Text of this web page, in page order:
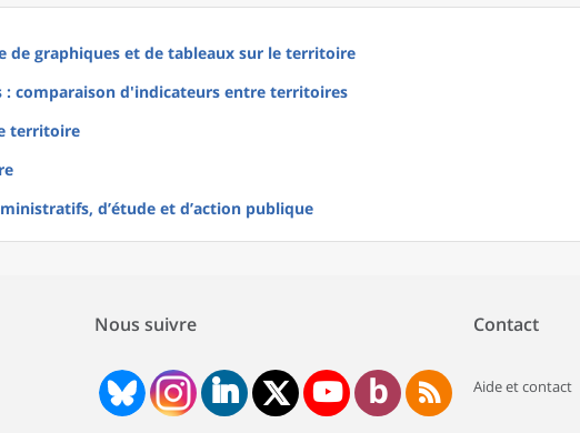
de graphiques et de tableaux sur le territoire
comparaison d'indicateurs entre territoires
territoire
d’étude et d’action publique
Nous suivre Contact
Aide et contact